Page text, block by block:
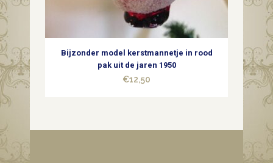
Bijzonder model kerstmannetje in rood
pak uit de jaren 1950
€12,50